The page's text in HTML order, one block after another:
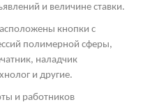
и величине ставки.
кнопки с
полимерной сферы,
наладчик
и другие.
и работников